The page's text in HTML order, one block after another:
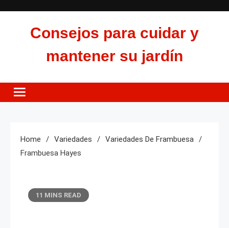
Consejos para cuidar y
mantener su jardín
Home Variedades
Variedades De Frambuesa
Frambuesa Hayes
11 MINS READ